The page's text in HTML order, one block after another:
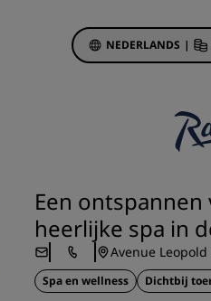
NEDERLANDS |
Het is
Deals of
Bekijk
Een
heerlijke spa in
Avenue
Spa en wellness Dichtbij